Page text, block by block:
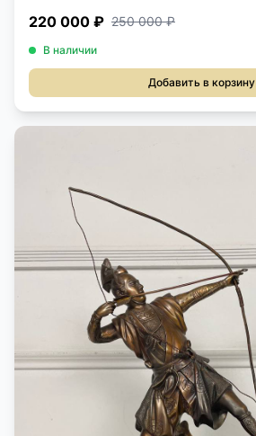
220 000 ₽ 250 000 ₽
В наличии
Добавить в корзину